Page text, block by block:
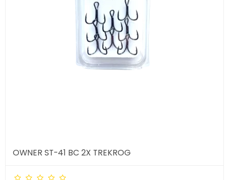
OWNER ST-41 BC 2X TREKROG